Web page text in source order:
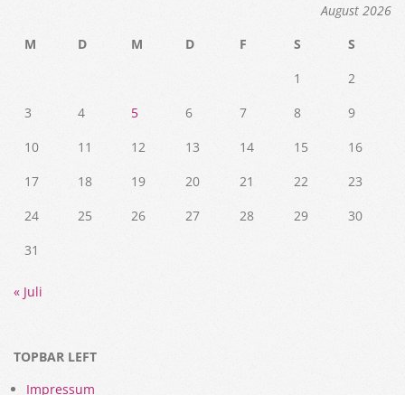
August 2026
M
D M D F S
S
1
2
3
4 5 6 7 8
9
10
11 12 13 14 15
16
17
18 19 20 21 22
23
24
25 26 27 28 29
30
31
« Juli
TOPBAR LEFT
Impressum